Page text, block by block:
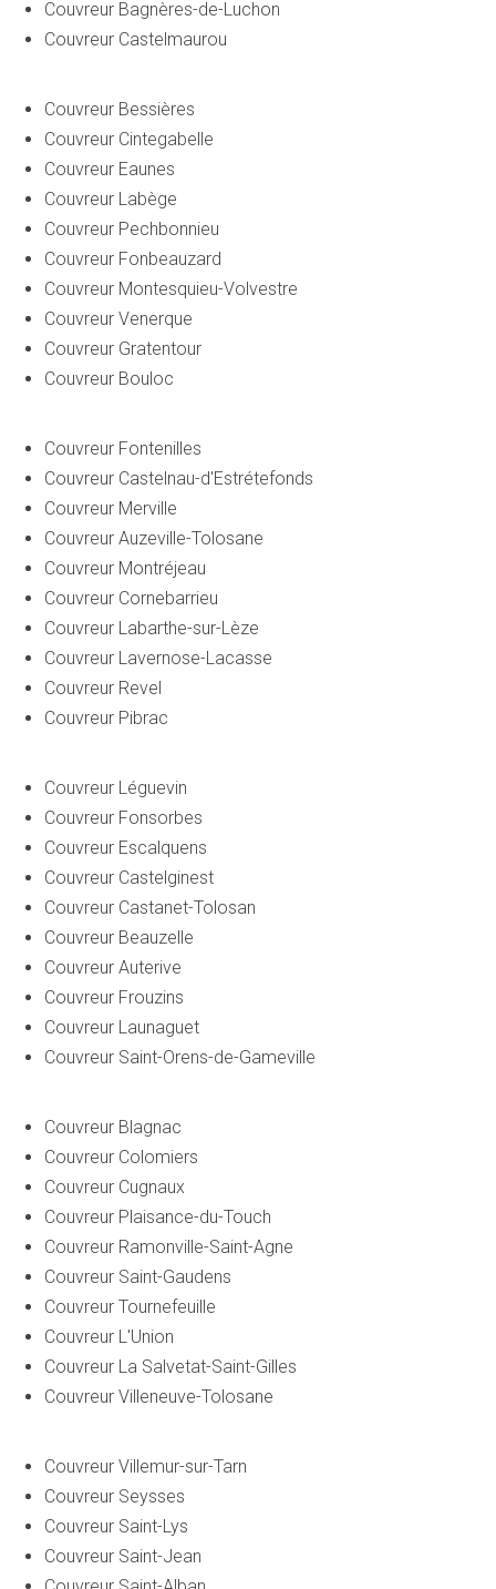
Couvreur Bagnères-de-Luchon
Couvreur Castelmaurou
Couvreur Bessières
Couvreur Cintegabelle
Couvreur Eaunes
Couvreur Labège
Couvreur Pechbonnieu
Couvreur Fonbeauzard
Couvreur Montesquieu-Volvestre
Couvreur Venerque
Couvreur Gratentour
Couvreur Bouloc
Couvreur Fontenilles
Couvreur Castelnau-d'Estrétefonds
Couvreur Merville
Couvreur Auzeville-Tolosane
Couvreur Montréjeau
Couvreur Cornebarrieu
Couvreur Labarthe-sur-Lèze
Couvreur Lavernose-Lacasse
Couvreur Revel
Couvreur Pibrac
Couvreur Léguevin
Couvreur Fonsorbes
Couvreur Escalquens
Couvreur Castelginest
Couvreur Castanet-Tolosan
Couvreur Beauzelle
Couvreur Auterive
Couvreur Frouzins
Couvreur Launaguet
Couvreur Saint-Orens-de-Gameville
Couvreur Blagnac
Couvreur Colomiers
Couvreur Cugnaux
Couvreur Plaisance-du-Touch
Couvreur Ramonville-Saint-Agne
Couvreur Saint-Gaudens
Couvreur Tournefeuille
Couvreur L'Union
Couvreur La Salvetat-Saint-Gilles
Couvreur Villeneuve-Tolosane
Couvreur Villemur-sur-Tarn
Couvreur Seysses
Couvreur Saint-Lys
Couvreur Saint-Jean